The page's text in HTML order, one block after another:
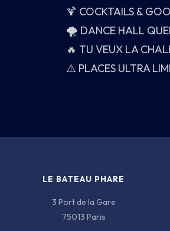
3 PORT DE LA GARE · 75013 PARIS
🍹 COCKTAILS &
🌪 DANCE HALL
🔥 TU VEUX LA
⚠️ PLACES ULTRA
LE BATEAU PHARE
3 Port de la Gare
75013 Paris